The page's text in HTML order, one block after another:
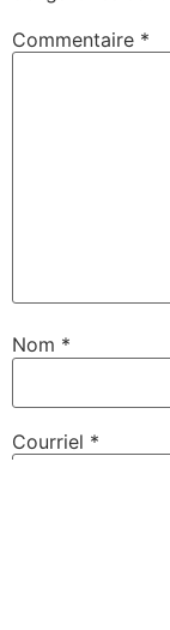
Commentaire *
Nom *
Courriel *